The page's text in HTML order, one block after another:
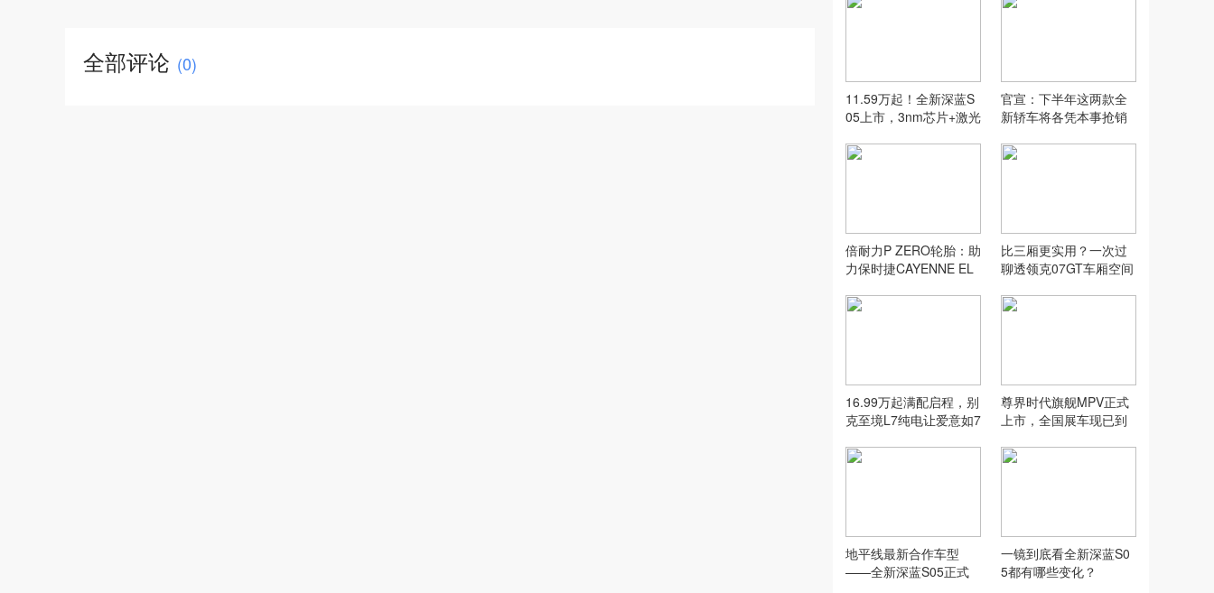
全部评论 (0)
11.59万起！全新深蓝S
05上市，3nm芯片+激光
官宣：下半年这两款全
新轿车将各凭本事抢销
倍耐力P ZERO轮胎：助
力保时捷CAYENNE EL
比三厢更实用？一次过
聊透领克07GT车厢空间
16.99万起满配启程，别
克至境L7纯电让爱意如7
尊界时代旗舰MPV正式
上市，全国展车现已到
地平线最新合作车型
——全新深蓝S05正式
一镜到底看全新深蓝S0
5都有哪些变化？